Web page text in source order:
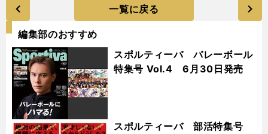
一覧に戻る
編集部のおすすめ
スポルティーバ バレーボール
特集号 Vol.4 6月30日発売
スポルティーバ 部活特集号